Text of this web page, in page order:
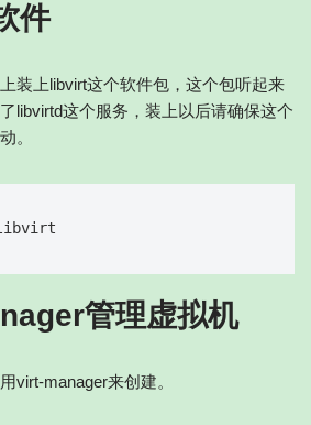
件
装上libvirt这个软件包，这个包听起来
libvirtd这个服务，装上以后请确保这个
。
管理虚拟机
virt-manager来创建。